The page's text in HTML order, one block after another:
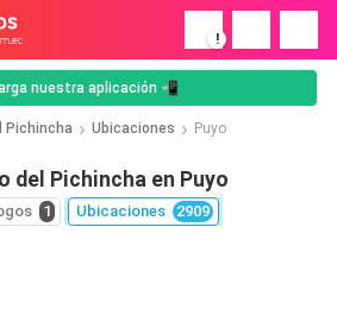
!
nuestra aplicación 📲
Pichincha Ubicaciones Puyo
del Pichincha en Puyo
1 Ubicaciones 2909